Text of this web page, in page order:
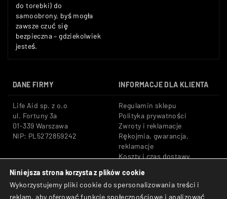
do torebki) do
samoobrony, byś mogła
zawsze czuć się
bezpieczna – gdziekolwiek
jesteś.
DANE FIRMY INFORMACJE DLA KLIENTA
Life Aid sp. z o.o
ul. Fortuny 3a
01-339 Warszawa
NIP: PL5272859242
Regulamin sklepu
Polityka prywatności
Zwroty i reklamacje
Rękojmia, gwarancja,
reklamacje
Koszty i czas dostawy
Tel: +48 533 666 776
E-mail: shop@lifeaid.pl
Bezpieczne płatności:
Przelewy24, BLIK, Karty
płatnicze
Niniejsza strona korzysta z plików cookie
Wykorzystujemy pliki cookie do spersonalizowania treści i
reklam, aby oferować funkcje społecznościowe i analizować